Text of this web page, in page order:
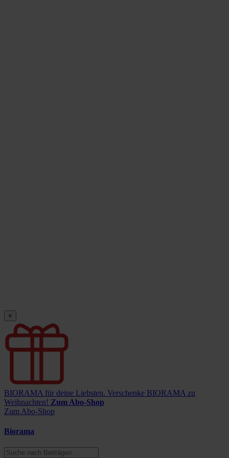
×
BIORAMA für deine Liebsten. Verschenke BIORAMA zu
Weihnachten! Zum Abo-Shop
Zum Abo-Shop
Biorama